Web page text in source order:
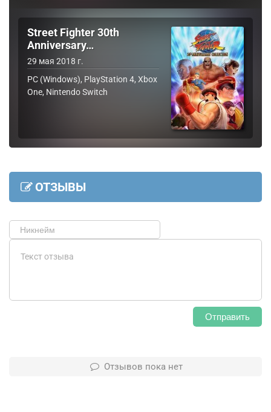
Street Fighter 30th
Anniversary…
29 мая 2018 г.
PC (Windows), PlayStation 4, Xbox
One, Nintendo Switch
ОТЗЫВЫ
Отправить
Отзывов пока нет